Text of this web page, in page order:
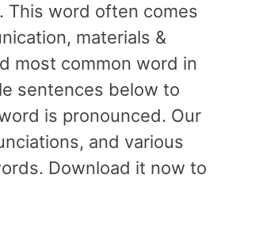
This word often comes
materials &
most common word in
sentences below to
is pronounced. Our
and various
Download it now to